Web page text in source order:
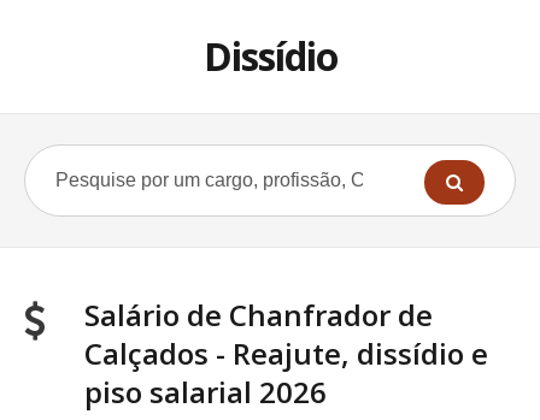
Dissídio
Salário de Chanfrador de
Calçados - Reajute, dissídio e
piso salarial 2026